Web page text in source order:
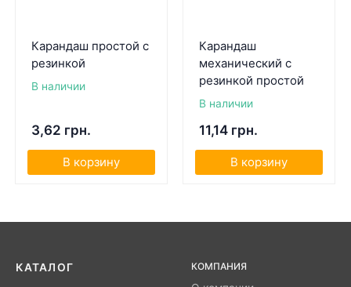
Карандаш простой с
резинкой
В наличии
3,62 грн.
В корзину
Карандаш
механический с
резинкой простой
В наличии
11,14 грн.
В корзину
КАТАЛОГ КОМПАНИЯ